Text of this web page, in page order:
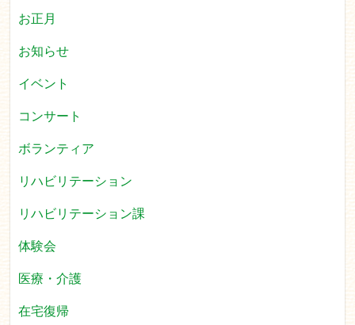
お正月
お知らせ
イベント
コンサート
ボランティア
リハビリテーション
リハビリテーション課
体験会
医療・介護
在宅復帰